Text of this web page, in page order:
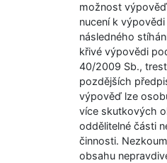
možnost
nucení k
následného
křivé výpovědi
40/2009 Sb.,
pozdějších
výpověď lze
více skutkových
oddělitelné části
činnosti.
obsahu